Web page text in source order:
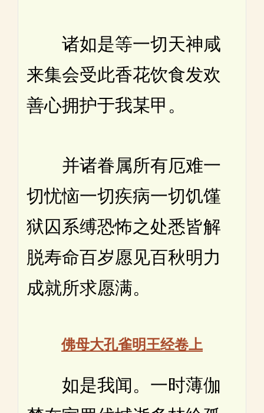
诸如是等一切天神咸
来集会受此香花饮食发欢
善心拥护于我某甲。
并诸眷属所有厄难一
切忧恼一切疾病一切饥馑
狱囚系缚恐怖之处悉皆解
脱寿命百岁愿见百秋明力
成就所求愿满。
佛母大孔雀明王经卷上
如是我闻。一时薄伽